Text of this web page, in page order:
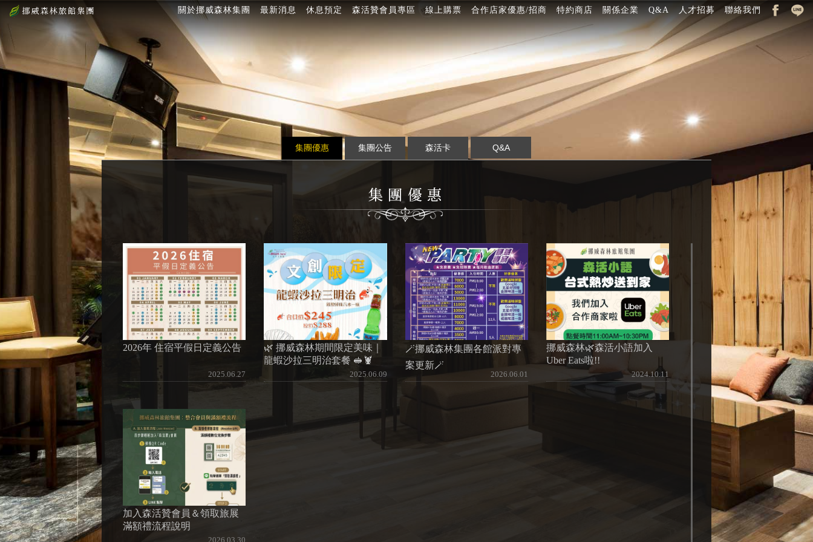
關於挪威森林集團 最新消息 休息預定 森活贊會員專區 線上購票 合作店家優惠/招商 特約商店 關係企業 Q&A 人才招募 聯絡我們
集團優惠 集團公告 森活卡 Q&A
2026年 住宿平假日定義公告
2025.06.27
🌿 挪威森林期間限定美味｜
龍蝦沙拉三明治套餐 🥪🦞
2025.06.09
🪄挪威森林集團各館派對專
案更新🪄
2026.06.01
挪威森林🌿森活小語加入
Uber Eats啦!!
2024.10.11
加入森活贊會員＆領取旅展
滿額禮流程說明
2026.03.30